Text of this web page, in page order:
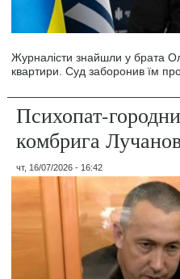
Журналісти знайшли у брата
квартири. Суд заборонив їм
Психопат-
комбрига
чт, 16/07/2026 - 16:42